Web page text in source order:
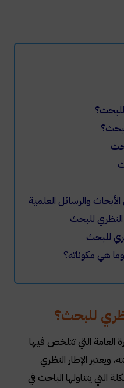
للبحث؟
الأبحاث والرسائل العلمية
النظري للبحث
للبحث
هي مكوناته؟
للبحث؟
العامة التي تتلخص فيها
الإطار النظري
التي يتناولها الباحث في